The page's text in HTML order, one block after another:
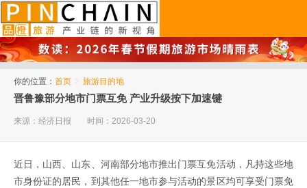
你的位置： 首页 > 旅游目的地
晋鲁豫部分地市门票互免 产业升级按下加速键
来源：经济日报 时间：2026-03-20
近日，山西、山东、河南部分地市推出门票互免活动，凡持这些地
市身份证的居民，到其他任一地市参与活动的景区均可享受门票免